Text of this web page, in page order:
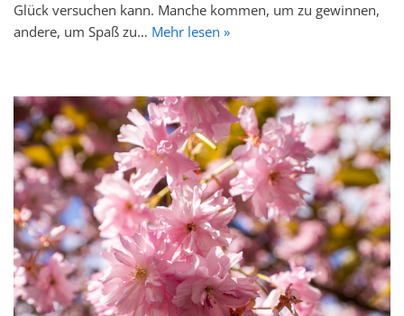
Glück versuchen kann. Manche kommen, um zu gewinnen,
andere, um Spaß zu… Mehr lesen »